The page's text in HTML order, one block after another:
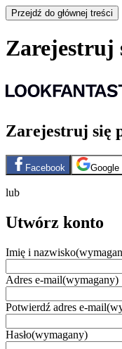
Przejdź do głównej treści
Zarejestruj
Zarejestruj się
Facebook Google
lub
Utwórz konto
Imię i nazwisko
Adres e-mail(wymagany)
Potwierdź adres e-mail
Hasło(wymagany)